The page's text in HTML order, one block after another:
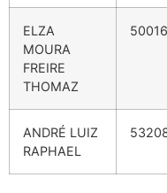
ELZA
MOURA
FREIRE
THOMAZ
50016
ANDRÉ LUIZ
RAPHAEL